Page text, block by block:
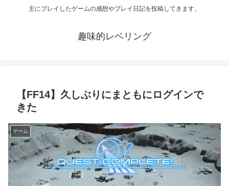
主にプレイしたゲームの感想やプレイ日記を投稿してきます。
趣味的レベリング
【FF14】久しぶりにまともにログインで
きた
ゲーム